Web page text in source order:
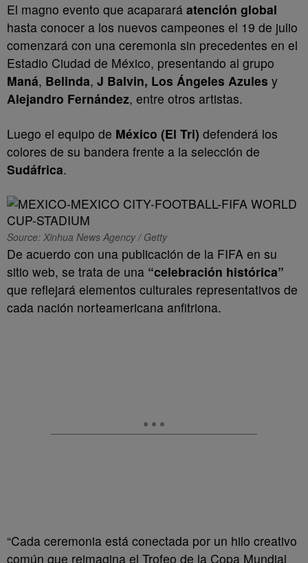
El magno evento que acaparará atención global
hasta conocer a los nuevos campeones el 19 de julio
comenzará con una ceremonia sin precedentes en el
Estadio Ciudad de México, presentando al grupo
Maná, Belinda, J Balvin, Los Ángeles Azules y
Alejandro Fernández, entre otros artistas.
Luego el equipo de México (El Tri) defenderá los
colores de su bandera frente a la selección de
Sudáfrica.
Source: Xinhua News Agency / Getty
De acuerdo con una publicación de la FIFA en su
sitio web, se trata de una “celebración histórica”
que reflejará elementos culturales representativos de
cada nación norteamericana anfitriona.
“Cada ceremonia está conectada por un hilo creativo
común que reimagina el Trofeo de la Copa Mundial